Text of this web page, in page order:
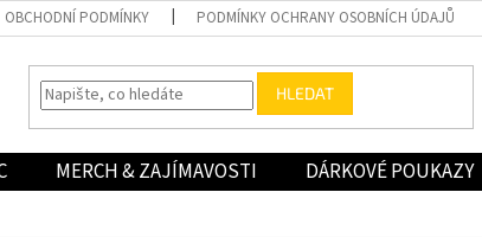
OBCHODNÍ PODMÍNKY PODMÍNKY OCHRANY OSOBNÍCH ÚDAJŮ
HLEDAT
MERCH & ZAJÍMAVOSTI DÁRKOVÉ POUKAZY